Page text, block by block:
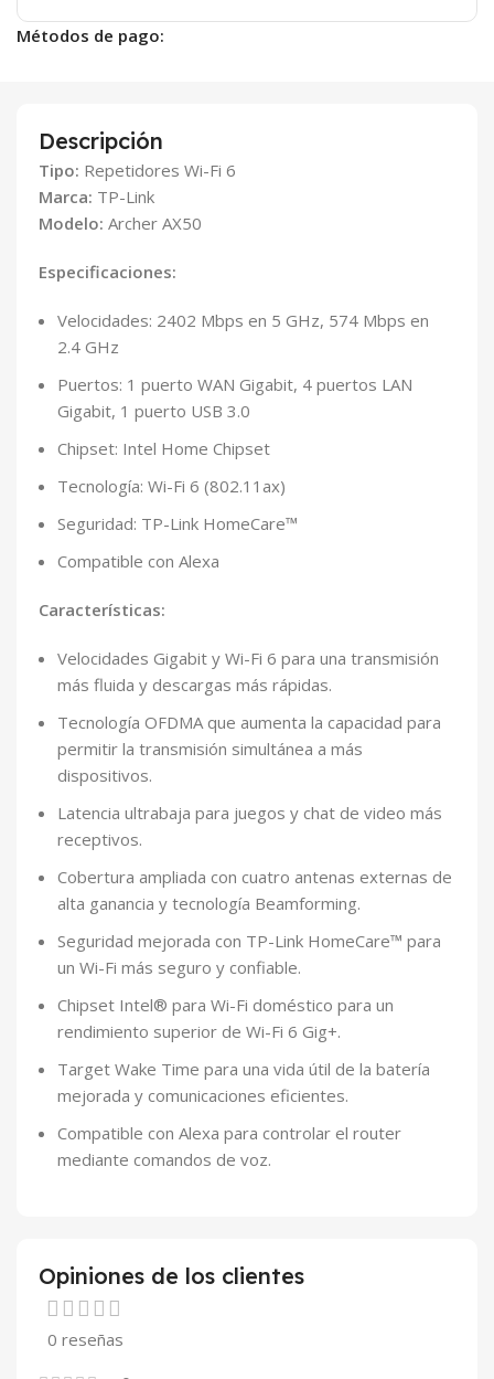
Métodos de pago:
Descripción
Tipo: Repetidores Wi-Fi 6
Marca: TP-Link
Modelo: Archer AX50
Especificaciones:
Velocidades: 2402 Mbps en 5 GHz, 574 Mbps en
2.4 GHz
Puertos: 1 puerto WAN Gigabit, 4 puertos LAN
Gigabit, 1 puerto USB 3.0
Chipset: Intel Home Chipset
Tecnología: Wi-Fi 6 (802.11ax)
Seguridad: TP-Link HomeCare™
Compatible con Alexa
Características:
Velocidades Gigabit y Wi-Fi 6 para una transmisión
más fluida y descargas más rápidas.
Tecnología OFDMA que aumenta la capacidad para
permitir la transmisión simultánea a más
dispositivos.
Latencia ultrabaja para juegos y chat de video más
receptivos.
Cobertura ampliada con cuatro antenas externas de
alta ganancia y tecnología Beamforming.
Seguridad mejorada con TP-Link HomeCare™ para
un Wi-Fi más seguro y confiable.
Chipset Intel® para Wi-Fi doméstico para un
rendimiento superior de Wi-Fi 6 Gig+.
Target Wake Time para una vida útil de la batería
mejorada y comunicaciones eficientes.
Compatible con Alexa para controlar el router
mediante comandos de voz.
Opiniones de los clientes
0 reseñas